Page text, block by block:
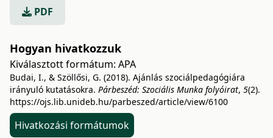
PDF
Hogyan hivatkozzuk
Kiválasztott formátum: APA
Budai, I., & Szöllősi, G. (2018). Ajánlás szociálpedagógiára
irányuló kutatásokra. Párbeszéd: Szociális Munka folyóirat, 5(2).
https://ojs.lib.unideb.hu/parbeszed/article/view/6100
Hivatkozási formátumok